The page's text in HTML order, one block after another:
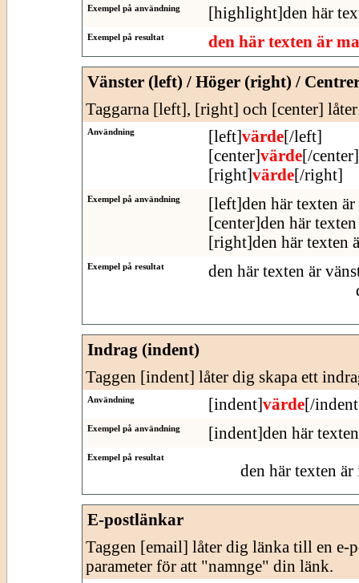
Exempel på användning [highlight]den här
Exempel på resultat den här texten är
Vänster (left) / Höger (right) /
Taggarna [left], [right] och [center]
Användning [left]värde[/left]
[center]värde[/center]
[right]värde[/right]
Exempel på användning
[left]den här texten
[center]den här
[right]den här texten
Exempel på resultat
den här texten är
Indrag (indent)
Taggen [indent] låter dig skapa ett
Användning [indent]värde[/
Exempel på användning [indent]den här
Exempel på resultat
den här texten är
E-postlänkar
Taggen [email] låter dig länka till en e-
parameter för att "namnge" din länk.